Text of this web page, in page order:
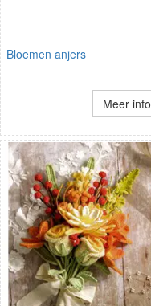
Bloemen anjers
Meer info